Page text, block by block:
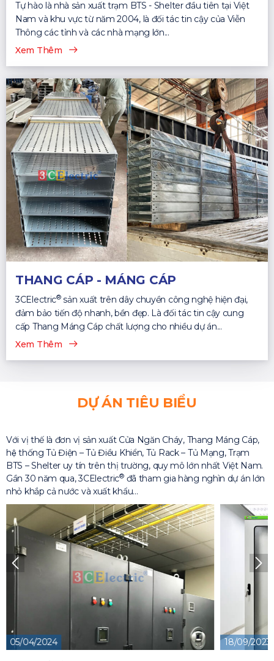
Tự hào là nhà sản xuất trạm BTS - Shelter đầu tiên tại Việt
Nam và khu vực từ năm 2004, là đối tác tin cậy của Viễn
Thông các tỉnh và các nhà mạng lớn...
Xem Thêm
THANG CÁP - MÁNG CÁP
3CElectric®sản xuất trên dây chuyền công nghệ hiện đại,
đảm bảo tiến độ nhanh, bền đẹp. Là đối tác tin cậy cung
cấp Thang Máng Cáp chất lượng cho nhiều dự án...
Xem Thêm
DỰ ÁN TIÊU BIỂU
Với vị thế là đơn vị sản xuất Cửa Ngăn Cháy, Thang Máng Cáp,
hệ thống Tủ Điện – Tủ Điều Khiển, Tủ Rack – Tủ Mạng, Trạm
BTS – Shelter uy tín trên thị trường, quy mô lớn nhất Việt Nam.
Gần 30 năm qua, 3CElectric®đã tham gia hàng nghìn dự án lớn
nhỏ khắp cả nước và xuất khẩu…
18/09/2023 13/05/2026